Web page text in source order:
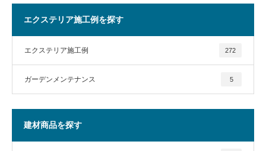
エクステリア施工例を探す
エクステリア施工例 272
ガーデンメンテナンス 5
建材商品を探す